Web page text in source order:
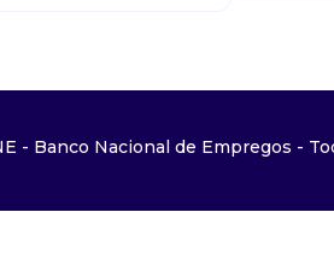
- Banco Nacional de Empregos -